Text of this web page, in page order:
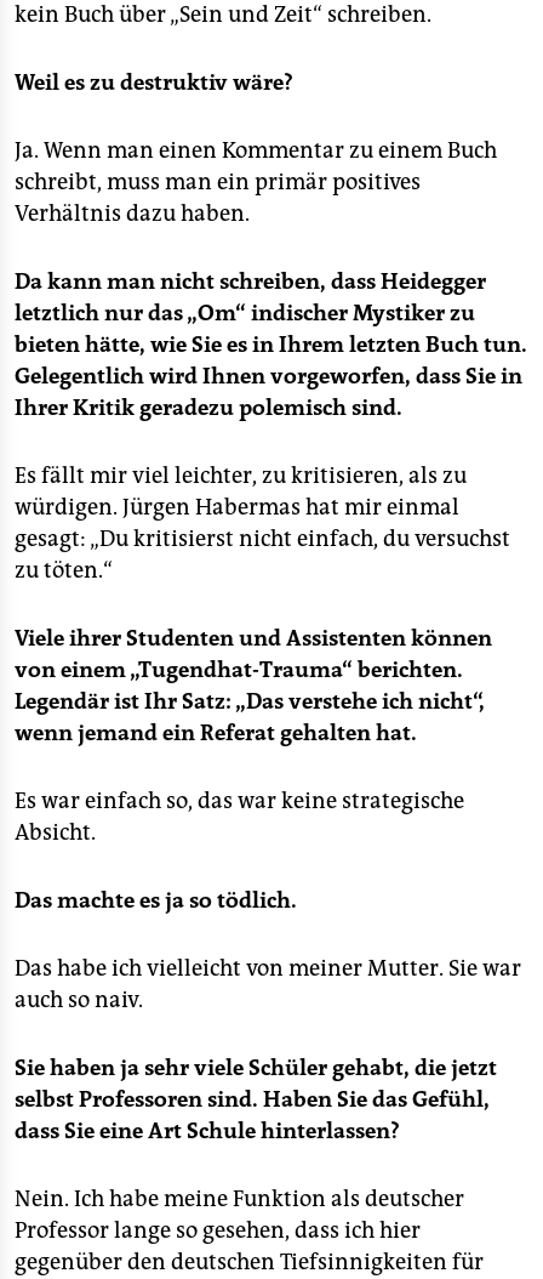
kein Buch über „Sein und Zeit“ schreiben.
Weil es zu destruktiv wäre?
Ja. Wenn man einen Kommentar zu einem Buch
schreibt, muss man ein primär positives
Verhältnis dazu haben.
Da kann man nicht schreiben, dass Heidegger
letztlich nur das „Om“ indischer Mystiker zu
bieten hätte, wie Sie es in Ihrem letzten Buch tun.
Gelegentlich wird Ihnen vorgeworfen, dass Sie in
Ihrer Kritik geradezu polemisch sind.
Es fällt mir viel leichter, zu kritisieren, als zu
würdigen. Jürgen Habermas hat mir einmal
gesagt: „Du kritisierst nicht einfach, du versuchst
zu töten.“
Viele ihrer Studenten und Assistenten können
von einem „Tugendhat-Trauma“ berichten.
Legendär ist Ihr Satz: „Das verstehe ich nicht“,
wenn jemand ein Referat gehalten hat.
Es war einfach so, das war keine strategische
Absicht.
Das machte es ja so tödlich.
Das habe ich vielleicht von meiner Mutter. Sie war
auch so naiv.
Sie haben ja sehr viele Schüler gehabt, die jetzt
selbst Professoren sind. Haben Sie das Gefühl,
dass Sie eine Art Schule hinterlassen?
Nein. Ich habe meine Funktion als deutscher
Professor lange so gesehen, dass ich hier
gegenüber den deutschen Tiefsinnigkeiten für